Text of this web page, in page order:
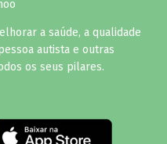
a saúde, a qualidade
autista e outras
os seus pilares.